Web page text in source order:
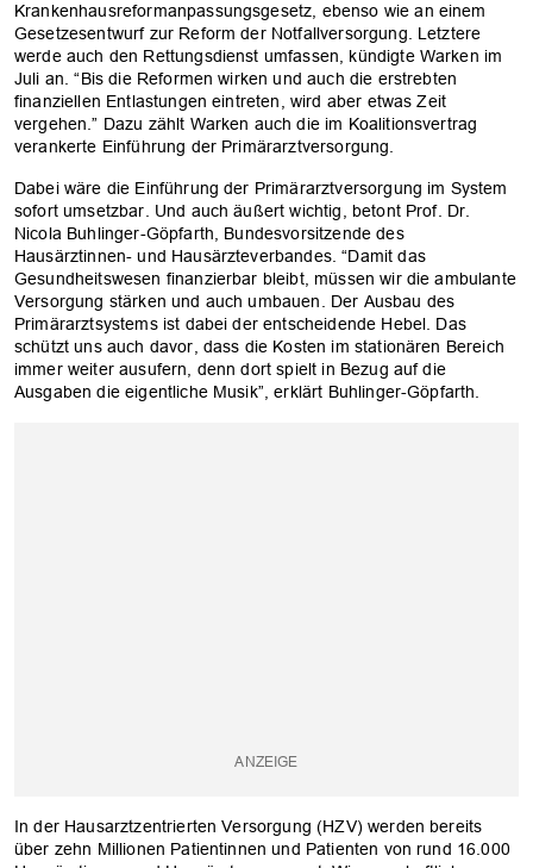
Krankenhausreformanpassungsgesetz, ebenso wie an einem
Gesetzesentwurf zur Reform der Notfallversorgung. Letztere
werde auch den Rettungsdienst umfassen, kündigte Warken im
Juli an. “Bis die Reformen wirken und auch die erstrebten
finanziellen Entlastungen eintreten, wird aber etwas Zeit
vergehen.” Dazu zählt Warken auch die im Koalitionsvertrag
verankerte Einführung der Primärarztversorgung.
Dabei wäre die Einführung der Primärarztversorgung im System
sofort umsetzbar. Und auch äußert wichtig, betont Prof. Dr.
Nicola Buhlinger-Göpfarth, Bundesvorsitzende des
Hausärztinnen- und Hausärzteverbandes. “Damit das
Gesundheitswesen finanzierbar bleibt, müssen wir die ambulante
Versorgung stärken und auch umbauen. Der Ausbau des
Primärarztsystems ist dabei der entscheidende Hebel. Das
schützt uns auch davor, dass die Kosten im stationären Bereich
immer weiter ausufern, denn dort spielt in Bezug auf die
Ausgaben die eigentliche Musik”, erklärt Buhlinger-Göpfarth.
In der Hausarztzentrierten Versorgung (HZV) werden bereits
über zehn Millionen Patientinnen und Patienten von rund 16.000